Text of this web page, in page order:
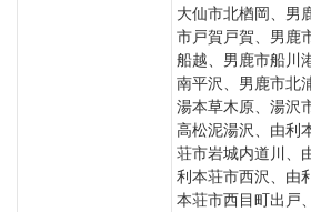
大仙市北楢岡、男
市戸賀戸賀、男鹿
船越、男鹿市船川
南平沢、男鹿市北
湯本草木原、湯沢
高松泥湯沢、由利
荘市岩城内道川、
利本荘市西沢、由利
本荘市西目町出戸、